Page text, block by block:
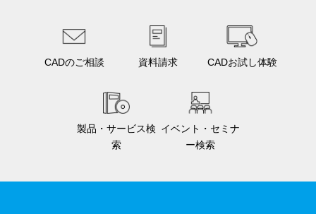
CADのご相談 資料請求 CADお試し体験
製品・サービス検
索
イベント・セミナ
ー検索